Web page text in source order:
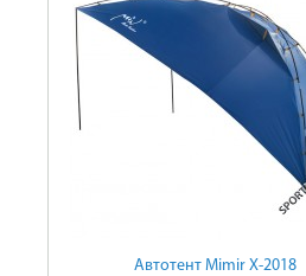
Автотент Mimir Х-2018